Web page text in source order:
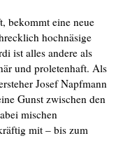
bekommt eine neue
hochnäsige
ist alles andere als
und proletenhaft. Als
Josef Napfmann
Gunst zwischen den
mischen
mit – bis zum